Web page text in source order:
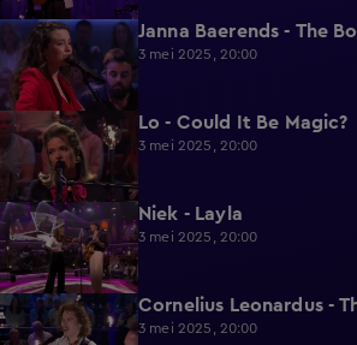
1:53 Janna Baerends - The
3 mei 2025, 20:00
2:00 Lo - Could It Be Magic?
3 mei 2025, 20:00
1:57 Niek - Layla
3 mei 2025, 20:00
2:14 Cornelius Leonardus -
3 mei 2025, 20:00